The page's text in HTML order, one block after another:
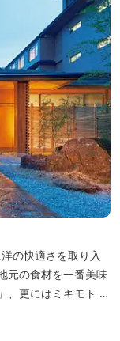
の快適さを取り入
元の食材を一番美味
、更にはミキモト コ
の「パールオーロ